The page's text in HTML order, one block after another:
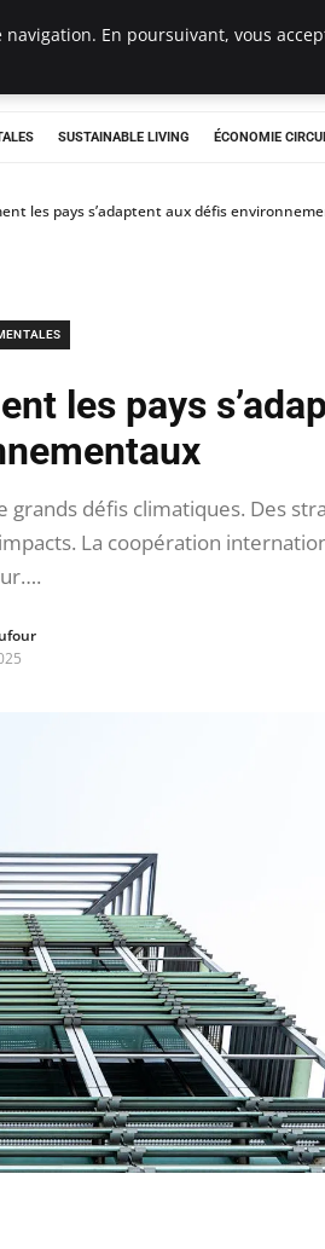
SUSTAINABLE LIVING ÉCONOMIE
les pays s’adaptent aux défis
les pays
grands défis climatiques. Des
La coopération
En poursuivant, vous